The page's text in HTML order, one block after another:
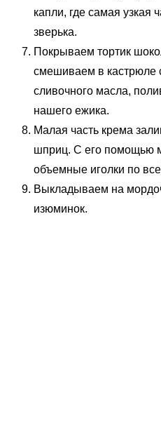
капли, где самая узкая
зверька.
Покрываем тортик
смешиваем в кастрюле
сливочного масла,
нашего ежика.
Малая часть крема
шприц. С его помощью
объемные иголки по
Выкладываем на
изюминок.